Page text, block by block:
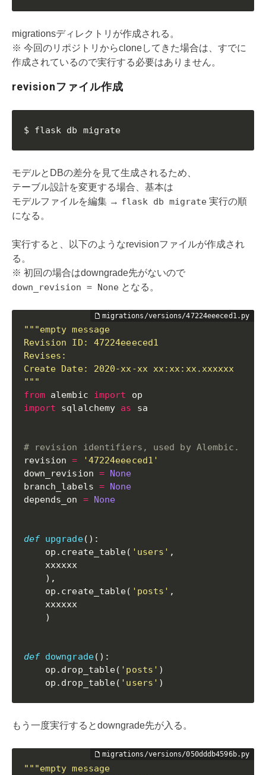
migrationsディレクトリが作成される。
※ 今回のリポジトリからcloneしてきた場合は、すでに
作成されているので実行する必要はありません。
revisionファイル作成
$ flask db migrate
モデルとDBの差分を見て生成されるため、
テーブル設計を変更する場合、基本は
モデルファイルを編集 → flask db migrate 実行の順
になる。
実行すると、以下のようなrevisionファイルが作成され
る。
※ 初回の場合はdowngrade先がないので
down_revision = None となる。
"""empty message
Revision ID: 47224eeeced1
Revises:
Create Date: 2020-xx-xx xx:xx:xx.xxxxxx
"""
from alembic import
import sqlalchemy as sa
# revision identifiers, used by Alembic.
revision =
'47224eeeced1'
down_revision =
None
branch_labels =
None
depends_on = None
def upgrade( ) :
    op
. create_table( 'users' ,
    xxxxxx
) ,
    op
. create_table( 'posts' ,
    xxxxxx
)
def downgrade( ) :
    op
. drop_table( 'posts' )
    op
. drop_table( 'users' )
もう一度実行するとdowngrade先が入る。
"""empty message